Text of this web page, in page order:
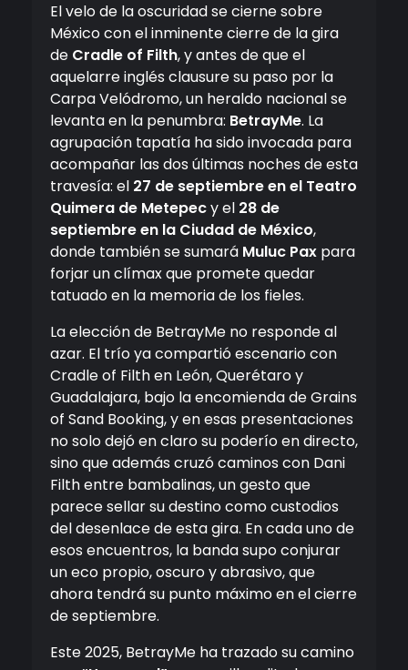
El velo de la oscuridad se cierne sobre
México con el inminente cierre de la gira
de Cradle of Filth, y antes de que el
aquelarre inglés clausure su paso por la
Carpa Velódromo, un heraldo nacional se
levanta en la penumbra: BetrayMe. La
agrupación tapatía ha sido invocada para
acompañar las dos últimas noches de esta
travesía: el 27 de septiembre en el Teatro
Quimera de Metepecy el 28 de
septiembre en la Ciudad de México,
donde también se sumará Muluc Pax para
forjar un clímax que promete quedar
tatuado en la memoria de los fieles.
La elección de BetrayMe no responde al
azar. El trío ya compartió escenario con
Cradle of Filth en León, Querétaro y
Guadalajara, bajo la encomienda de Grains
of Sand Booking, y en esas presentaciones
no solo dejó en claro su poderío en directo,
sino que además cruzó caminos con Dani
Filth entre bambalinas, un gesto que
parece sellar su destino como custodios
del desenlace de esta gira. En cada uno de
esos encuentros, la banda supo conjurar
un eco propio, oscuro y abrasivo, que
ahora tendrá su punto máximo en el cierre
de septiembre.
Este 2025, BetrayMe ha trazado su camino